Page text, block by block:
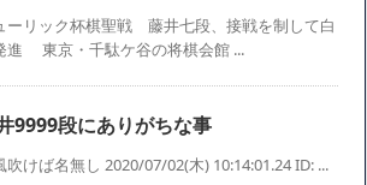
ーリック杯棋聖戦 藤井七段、接戦を制して白
進 東京・千駄ケ谷の将棋会館 ...
9999段にありがちな事
吹けば名無し 2020/07/02(木) 10:14:01.24 ID: ...